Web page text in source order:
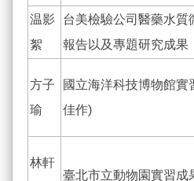
温影
絮
台美檢驗公司醫藥水質
報告以及專題研究成果
方子
瑜
國立海洋科技博物館實
佳作)
林軒
臺北市立動物園實習成